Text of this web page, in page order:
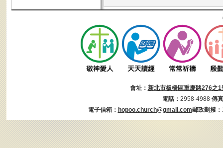
會址： 新北市板橋區重慶路276之1
電話： 2958-4988 傳
電子信箱： hopoo.church@gmail.com郵政劃撥：